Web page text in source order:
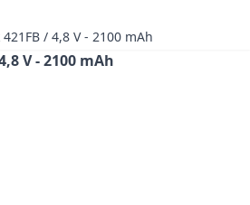
/ 4,8 V - 2100 mAh
V - 2100 mAh